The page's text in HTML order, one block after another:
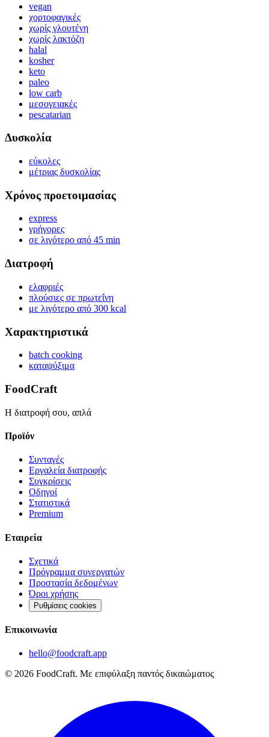
vegan
χορτοφαγικές
χωρίς γλουτένη
χωρίς λακτόζη
halal
kosher
keto
paleo
low carb
μεσογειακές
pescatarian
Δυσκολία
εύκολες
μέτριας δυσκολίας
Χρόνος προετοιμασίας
express
γρήγορες
σε λιγότερο από 45 min
Διατροφή
ελαφριές
πλούσιες σε πρωτεΐνη
με λιγότερο από 300 kcal
Χαρακτηριστικά
batch cooking
καταψύξιμα
FoodCraft
Η διατροφή σου, απλά
Προϊόν
Συνταγές
Εργαλεία διατροφής
Συγκρίσεις
Οδηγοί
Στατιστικά
Premium
Εταιρεία
Σχετικά
Πρόγραμμα συνεργατών
Προστασία δεδομένων
Όροι χρήσης
Ρυθμίσεις cookies
Επικοινωνία
hello@foodcraft.app
© 2026 FoodCraft. Με επιφύλαξη παντός δικαιώματος